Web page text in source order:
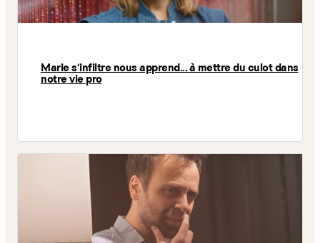
Marie s'infiltre nous apprend... à mettre du culot dans
notre vie pro